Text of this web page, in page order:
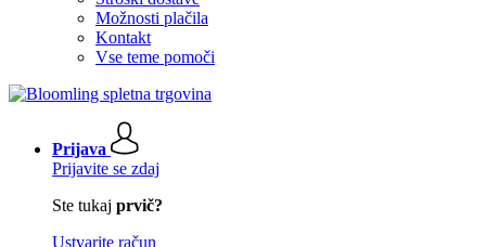
Možnosti plačila
Kontakt
Vse teme pomoči
Prijava
Prijavite se zdaj
Ste tukaj prvič?
Ustvarite račun